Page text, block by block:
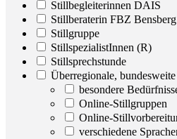
Stillbegleiterinnen DAIS
Stillberaterin FBZ Bensberg
Stillgruppe
StillspezialistInnen (R)
Stillsprechstunde
Überregionale,
besondere
Online-Stillgruppen
Online-
verschiedene